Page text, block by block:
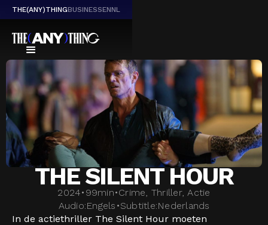
THE(ANY)THINGBUSINESSENNL
THE SILENT HOUR
2024• 99min•Crime, Thriller, Actie
Audio:Engels •Subtitle:Nederlands
In de actiethriller The Silent Hour moeten